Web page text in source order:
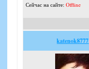
Сейчас на сайте: Offline
katenok8777